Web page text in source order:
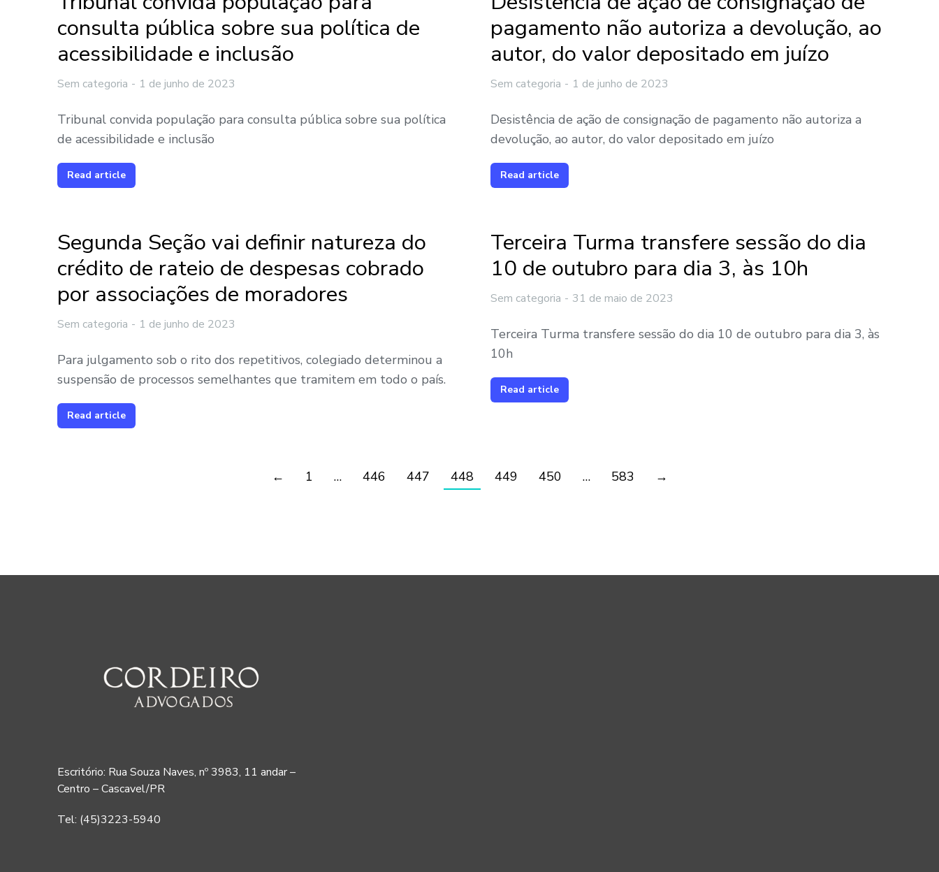
consulta pública sobre sua política de
acessibilidade e inclusão
Sem categoria 1 de junho de 2023
Tribunal convida população para consulta pública sobre sua política
de acessibilidade e inclusão
Read article
pagamento não autoriza a devolução, ao
autor, do valor depositado em juízo
Sem categoria 1 de junho de 2023
Desistência de ação de consignação de pagamento não autoriza a
devolução, ao autor, do valor depositado em juízo
Read article
Segunda Seção vai definir natureza do
crédito de rateio de despesas cobrado
por associações de moradores
Sem categoria 1 de junho de 2023
Para julgamento sob o rito dos repetitivos, colegiado determinou a
suspensão de processos semelhantes que tramitem em todo o país.
Read article
Terceira Turma transfere sessão do dia
10 de outubro para dia 3, às 10h
Sem categoria 31 de maio de 2023
Terceira Turma transfere sessão do dia 10 de outubro para dia 3, às
10h
Read article
← 1 … 446 447 448 449 450 … 583 →
Escritório: Rua Souza Naves, nº 3983, 11 andar –
Centro – Cascavel/PR
Tel: (45)3223-5940